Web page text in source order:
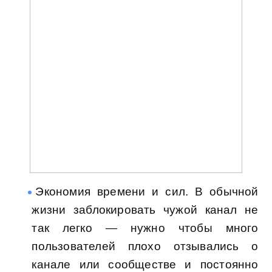
Экономия времени и сил. В обычной
жизни заблокировать чужой канал не
так легко — нужно чтобы много
пользователей плохо отзывались о
канале или сообществе и постоянно